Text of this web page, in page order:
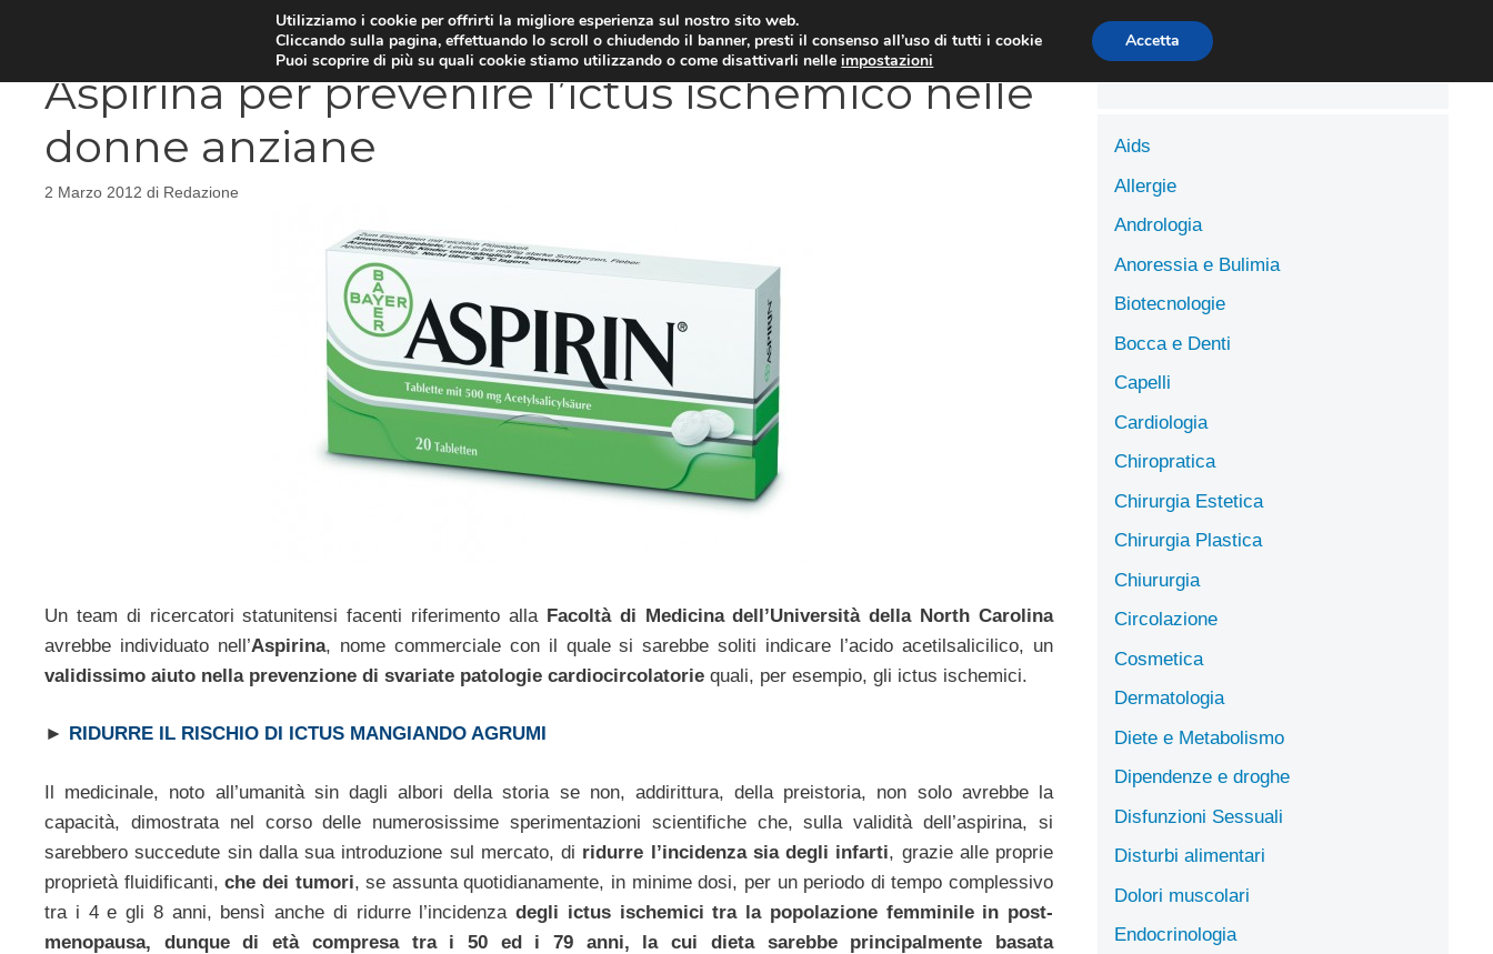
DIETE E METABOLISMO PSICOLOGIA NEUROLOGIA CARDIOLOGIA SCIENZE DELL’ALIMENTAZIONE
Aspirina per prevenire l’ictus ischemico nelle
donne anziane
2 Marzo 2012 di Redazione
Un team di ricercatori statunitensi facenti riferimento alla Facoltà di Medicina dell’Università della North Carolina
avrebbe individuato nell’Aspirina, nome commerciale con il quale si sarebbe soliti indicare l’acido acetilsalicilico, un
validissimo aiuto nella prevenzione di svariate patologie cardiocircolatorie quali, per esempio, gli ictus ischemici.
► RIDURRE IL RISCHIO DI ICTUS MANGIANDO AGRUMI
Il medicinale, noto all’umanità sin dagli albori della storia se non, addirittura, della preistoria, non solo avrebbe la
capacità, dimostrata nel corso delle numerosissime sperimentazioni scientifiche che, sulla validità dell’aspirina, si
sarebbero succedute sin dalla sua introduzione sul mercato, di ridurre l’incidenza sia degli infarti, grazie alle proprie
proprietà fluidificanti,che dei tumori, se assunta quotidianamente, in minime dosi, per un periodo di tempo complessivo
tra i 4 e gli 8 anni, bensì anche di ridurre l’incidenza degli ictus ischemici tra la popolazione femminile in post-
menopausa, dunque di età compresa tra i 50 ed i 79 anni, la cui dieta sarebbe principalmente basata
Aids
Allergie
Andrologia
Anoressia e Bulimia
Biotecnologie
Bocca e Denti
Capelli
Cardiologia
Chiropratica
Chirurgia Estetica
Chirurgia Plastica
Chiururgia
Circolazione
Cosmetica
Dermatologia
Diete e Metabolismo
Dipendenze e droghe
Disfunzioni Sessuali
Disturbi alimentari
Dolori muscolari
Endocrinologia
Utilizziamo i cookie per offrirti la migliore esperienza sul nostro sito web.
Cliccando sulla pagina, effettuando lo scroll o chiudendo il banner, presti il consenso all’uso di tutti i cookie
Puoi scoprire di più su quali cookie stiamo utilizzando o come disattivarli nelleimpostazioni
Accetta